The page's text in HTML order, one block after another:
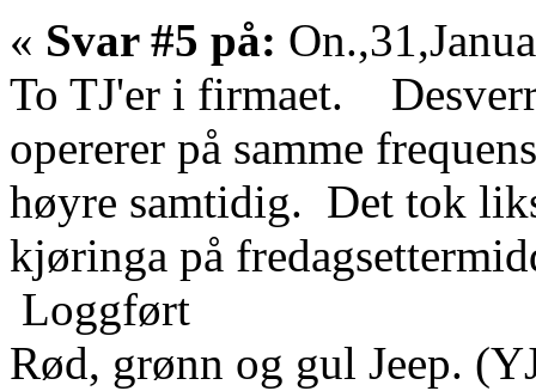
« Svar #5 på:
To TJ'er i firmaet.
opererer på samme
høyre samtidig. Det tok
kjøringa på
Loggført
Rød, grønn og gul Jeep.